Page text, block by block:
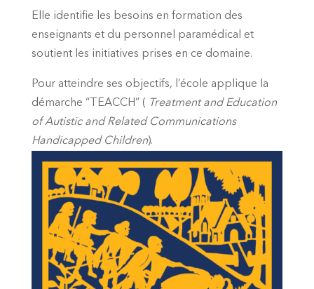
Elle identifie les besoins en formation des
enseignants et du personnel paramédical et
soutient les initiatives prises en ce domaine.
Pour atteindre ses objectifs, l’école applique la
démarche “TEACCH” (
Treatment and Education
of Autistic and Related Communications
Handicapped Children).